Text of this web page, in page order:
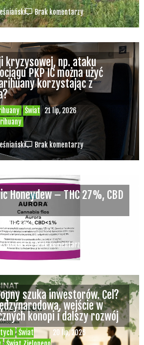
21 lip, 2026
1300 krzaków konopi
misterny plan się nie
Brak komentarzy
Świat 21 lip, 2026
kryzysowej, np. ataku
korzystając z
Brak komentarzy
20 lip, 2026
Honeydew – THC 27%, CBD
Brak komentarzy